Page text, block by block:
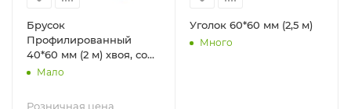
Брусок
Профилированный
40*60 мм (2 м) хвоя, сорт
2 Мало
Розничная цена
Уголок 60*60 мм (2,5 м)
Много